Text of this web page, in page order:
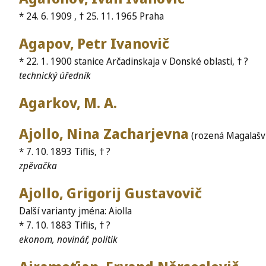
* 24. 6. 1909 , † 25. 11. 1965 Praha
Agapov, Petr Ivanovič
* 22. 1. 1900 stanice Arčadinskaja v Donské oblasti, † ?
technický úředník
Agarkov, M. A.
Ajollo, Nina Zacharjevna (rozená
* 7. 10. 1893 Tiflis, † ?
zpěvačka
Ajollo, Grigorij Gustavovič
Další varianty jména: Aiolla
* 7. 10. 1883 Tiflis, † ?
ekonom, novinář, politik